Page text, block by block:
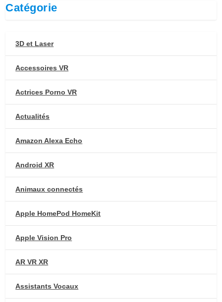
Catégorie
3D et Laser
Accessoires VR
Actrices Porno VR
Actualités
Amazon Alexa Echo
Android XR
Animaux connectés
Apple HomePod HomeKit
Apple Vision Pro
AR VR XR
Assistants Vocaux